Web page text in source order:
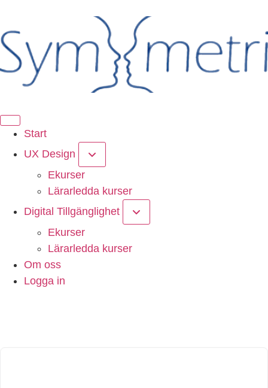
Start
UX Design
Ekurser
Lärarledda kurser
Digital Tillgänglighet
Ekurser
Lärarledda kurser
Om oss
Logga in